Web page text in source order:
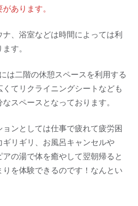
あります。
、浴室などは時間によっては利
す。
は二階の休憩スペースを利用する
てリクライニングシートなども
スペースとなっております。
ンとしては仕事で疲れて疲労困
リギリ、お風呂キャンセルや
の湯で体を癒やして翌朝帰ると
を体験できるのです！なんとい